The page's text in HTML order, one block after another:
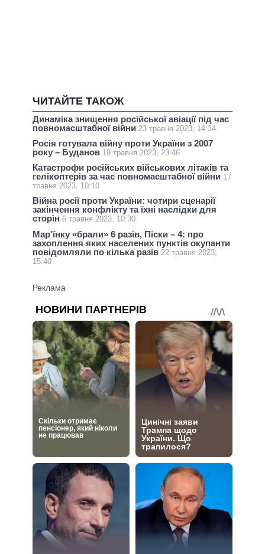
ЧИТАЙТЕ ТАКОЖ
Динаміка знищення російської авіації під час
повномасштабної війни 23 травня 2023, 14:34
Росія готувала війну проти України з 2007
року – Буданов 19 травня 2023, 23:46
Катастрофи російських військових літаків та
гелікоптерів за час повномасштабної війни 17
травня 2023, 10:10
Війна росії проти України: чотири сценарії
закінчення конфлікту та їхні наслідки для
сторін 6 травня 2023, 10:30
Мар'їнку «брали» 6 разів, Піски – 4: про
захоплення яких населених пунктів окупанти
повідомляли по кілька разів 22 травня 2023,
15:40